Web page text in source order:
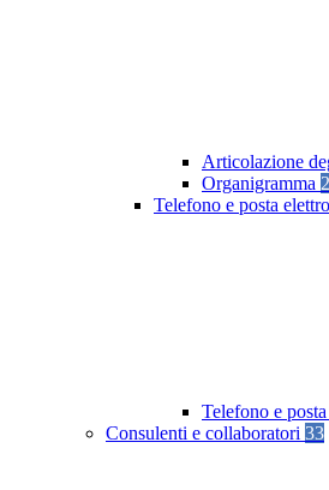
Articolazione
Organigramma 2
Telefono e posta
Telefono e
Consulenti e collaboratori 33